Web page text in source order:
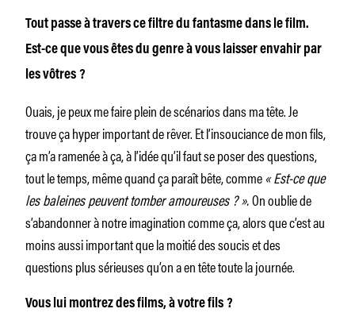
Tout passe à travers ce filtre du fantasme dans le film.
Est-ce que vous êtes du genre à vous laisser envahir par
les vôtres ?
Ouais, je peux me faire plein de scénarios dans ma tête. Je
trouve ça hyper important de rêver. Et l’insouciance de mon fils,
ça m’a ramenée à ça, à l’idée qu’il faut se poser des questions,
tout le temps, même quand ça paraît bête, comme« Est-ce que
les baleines peuvent tomber amoureuses ? ».On oublie de
s’abandonner à notre imagination comme ça, alors que c’est au
moins aussi important que la moitié des soucis et des
questions plus sérieuses qu’on a en tête toute la journée.
Vous lui montrez des films, à votre fils ?